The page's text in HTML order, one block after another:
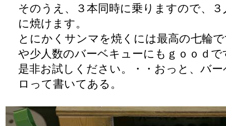
そのうえ、３本同時に乗りますので、
に焼けます。
とにかくサンマを焼くには最高の七輪
や少人数のバーベキューにもｇｏｏｄで
是非お試しください。・・おっと、バ
ロって書いてある。